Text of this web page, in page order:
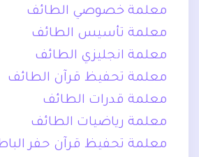
معلمة خصوصي الطائف
معلمة تأسيس الطائف
معلمة انجليزي الطائف
معلمة تحفيظ قرآن الطائف
معلمة قدرات الطائف
معلمة رياضيات الطائف
معلمة تحفيظ قرآن حفر